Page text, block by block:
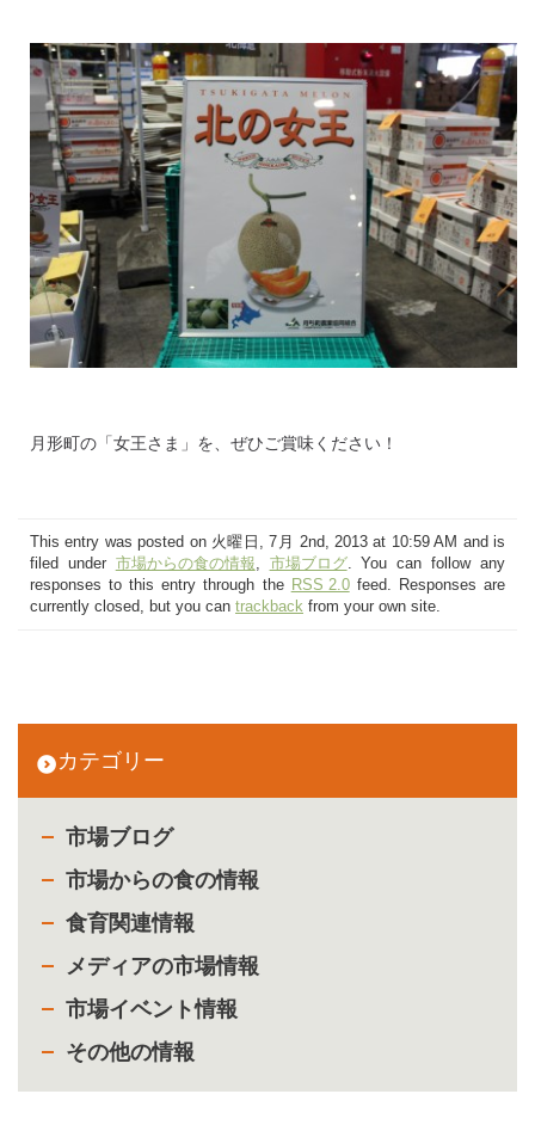
カテゴリー
市場ブログ
市場からの食の情報
食育関連情報
メディアの市場情報
市場イベント情報
その他の情報
月形町の「女王さま」を、ぜひご賞味ください！
This entry was posted on 火曜日, 7月 2nd, 2013 at 10:59 AM and is
filed under 市場からの食の情報, 市場ブログ. You can follow any
responses to this entry through the RSS 2.0feed. Responses are
currently closed, but you can trackback from your own site.